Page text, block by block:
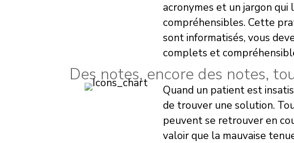
acronymes et un jargon
compréhensibles. Cette
sont informatisés, vous
complets et
Des notes, encore des notes,
Quand un patient est
de trouver une solution.
peuvent se retrouver en
valoir que la mauvaise